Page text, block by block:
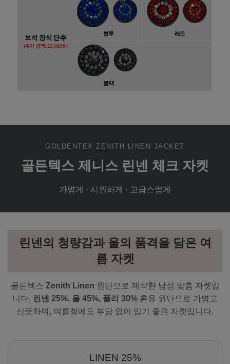
GOLDENTEX ZENITH LINEN JACKET
골든텍스 제니스 린넨 체크 자켓
가볍게 · 시원하게 · 고급스럽게
린넨의 청량감과 울의 품격을 담은 여
름 자켓
골든텍스 Zenith Linen 원단으로 제작한 남성 맞춤 자켓입
니다. 린넨 25%, 울 45%, 폴리 30% 혼용 원단으로 가볍고
산뜻하며, 여름철에도 부담 없이 입기 좋은 자켓입니다.
LINEN 25%